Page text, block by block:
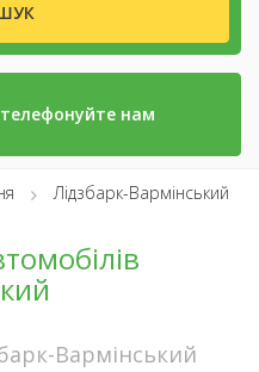
нам
Лідзбарк-Вармінський
Вармінський